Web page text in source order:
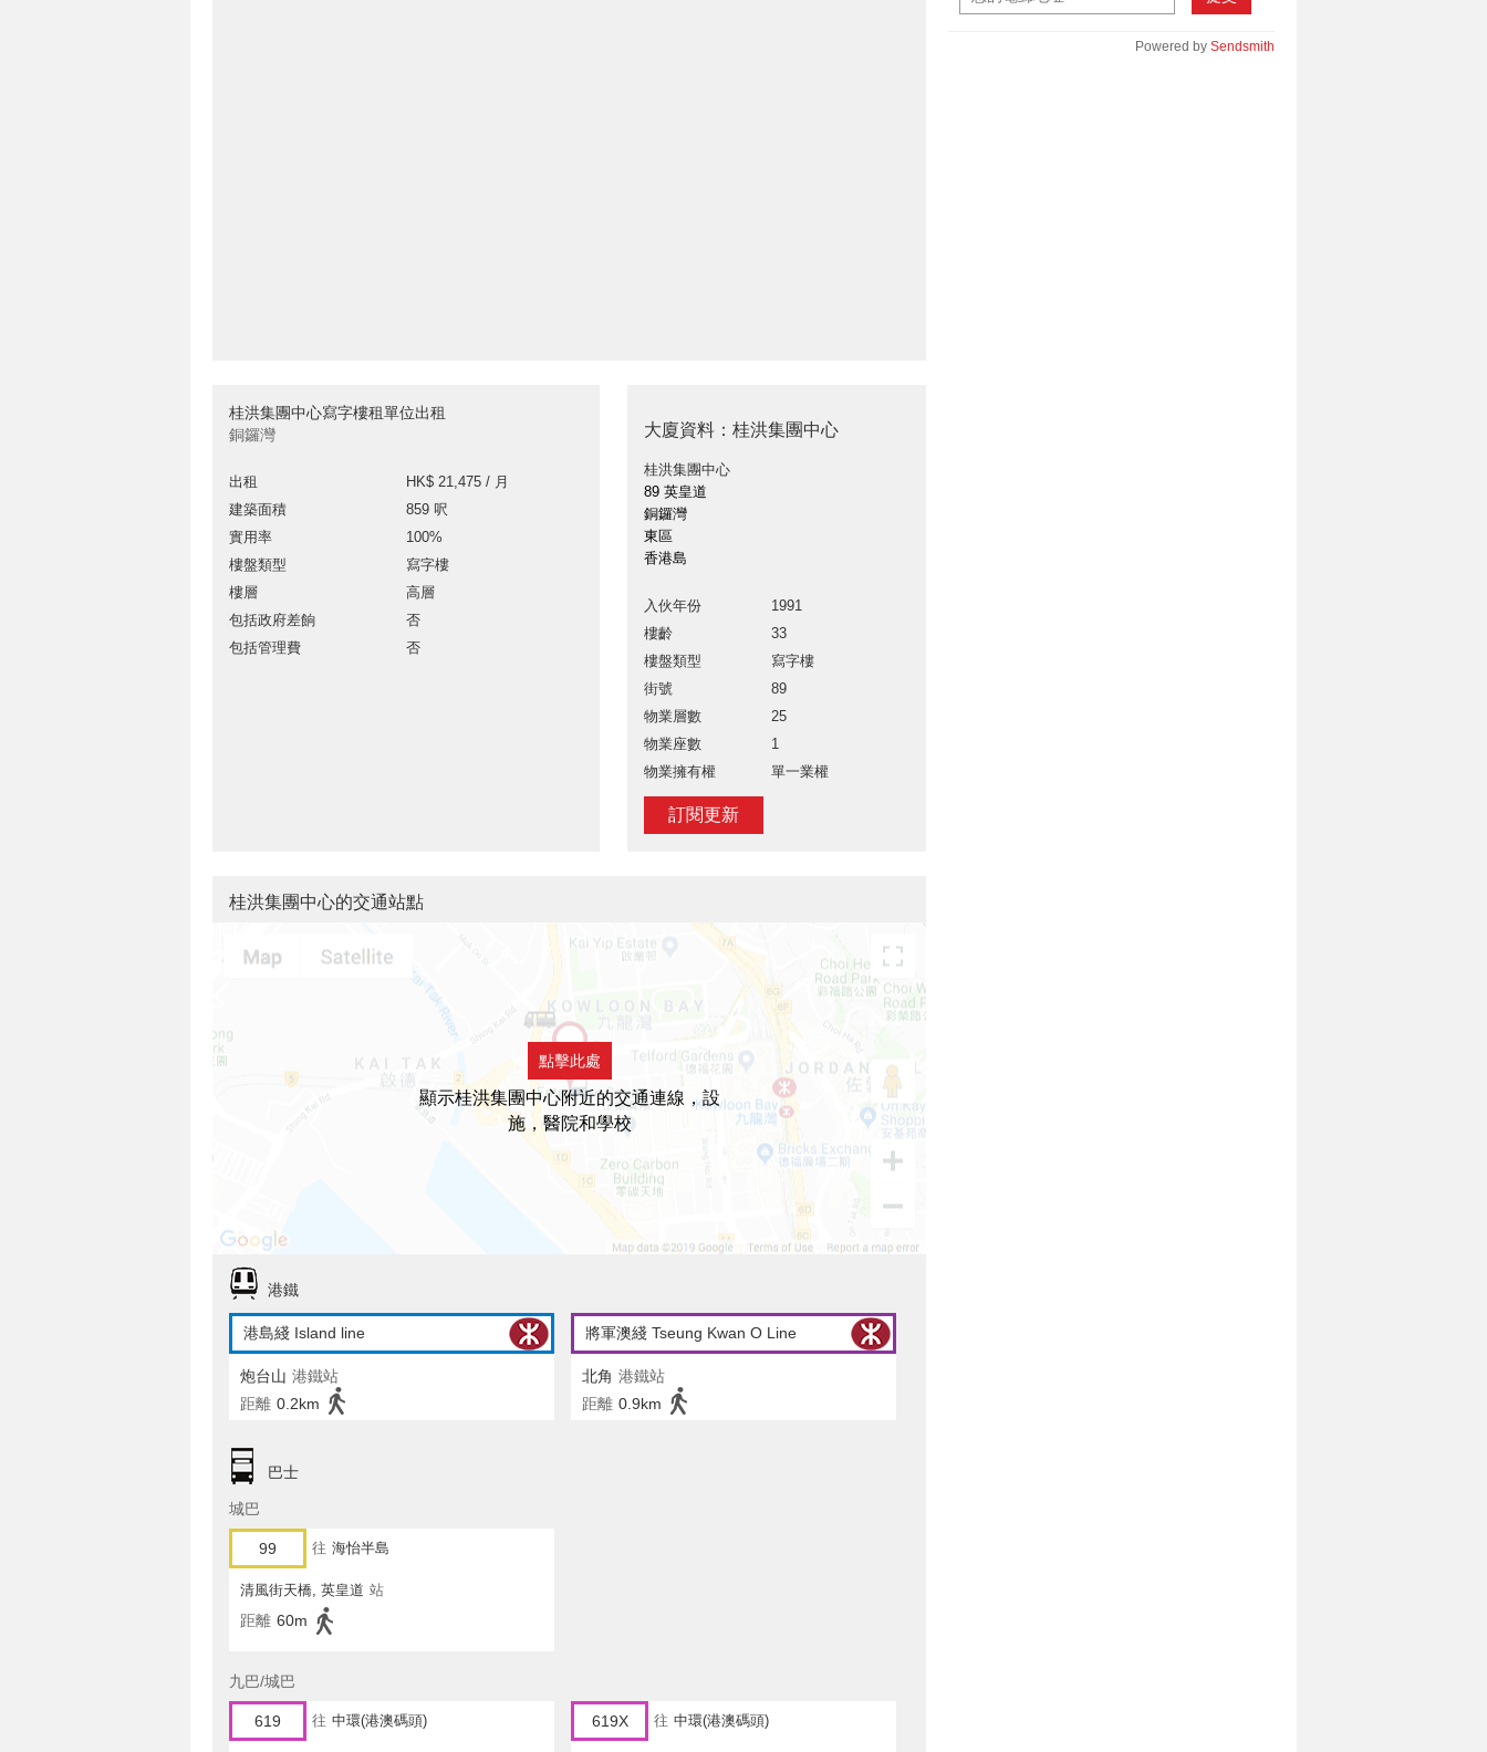
桂洪集團中心寫字樓租單位出租
銅鑼灣
出租
HK$ 21,475 / 月
建築面積
859 呎
實用率
100%
樓盤類型
寫字樓
樓層
高層
包括政府差餉
否
包括管理費
否
大廈資料：桂洪集團中心
桂洪集團中心
89 英皇道
銅鑼灣
東區
香港島
入伙年份
1991
樓齡
33
樓盤類型
寫字樓
街號
89
物業層數
25
物業座數
1
物業擁有權
單一業權
訂閱更新
Powered by Sendsmith
桂洪集團中心的交通站點
點擊此處
顯示桂洪集團中心附近的交通連線，設
施，醫院和學校
港鐵
港島綫 Island line
炮台山 港鐵站
距離 0.2km
將軍澳綫 Tseung Kwan O Line
北角 港鐵站
距離 0.9km
巴士
城巴
99 往 海怡半島
清風街天橋, 英皇道 站
距離 60m
九巴/城巴
619 往 中環(港澳碼頭) 619X 往 中環(港澳碼頭)